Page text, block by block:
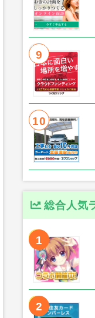
9
10
総合人気
1
2